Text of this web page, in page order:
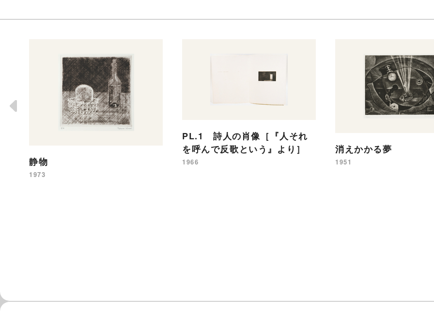
静物
1973
PL.1 詩人の肖像［『人それ
を呼んで反歌という』より］
1966
消えかかる夢
1951